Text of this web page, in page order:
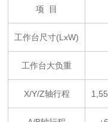
项 目
工作台尺寸(LxW)
工作台大负重
X/Y/Z轴行程